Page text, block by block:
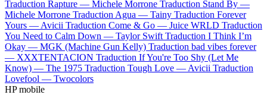
Traduction Rapture — Michele Morrone Traduction Stand By —
Michele Morrone Traduction Agua — Tainy Traduction Forever
Yours — Avicii Traduction Come & Go — Juice WRLD Traduction
You Need to Calm Down — Taylor Swift Traduction I Think I’m
Okay — MGK (Machine Gun Kelly) Traduction bad vibes forever
— XXXTENTACION Traduction If You're Too Shy (Let Me
Know) — The 1975 Traduction Tough Love — Avicii Traduction
Lovefool — Twocolors
HP mobile